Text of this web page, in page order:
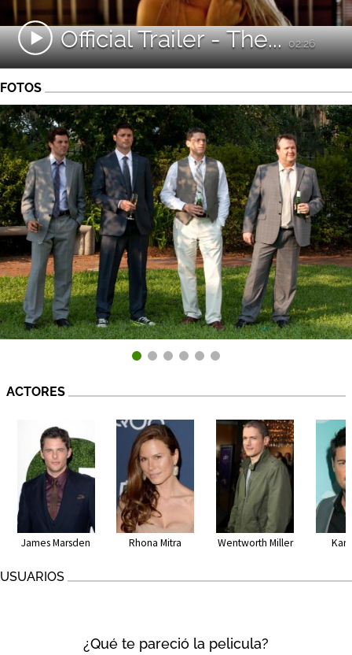
Official Trailer - The...02:26
FOTOS
ACTORES
James Marsden Rhona Mitra Wentworth Miller Karl
USUARIOS
¿Qué te pareció la pelicula?